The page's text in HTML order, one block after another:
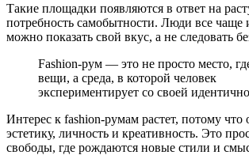
Такие площадки появляются в ответ на
потребность самобытности. Люди все чаще
можно показать свой вкус, а не следовать
Fashion-рум — это не просто место,
вещи, а среда, в которой человек
экспериментирует со своей
Интерес к fashion-румам растет, потому
эстетику, личность и креативность. Это
свободы, где рождаются новые стили и